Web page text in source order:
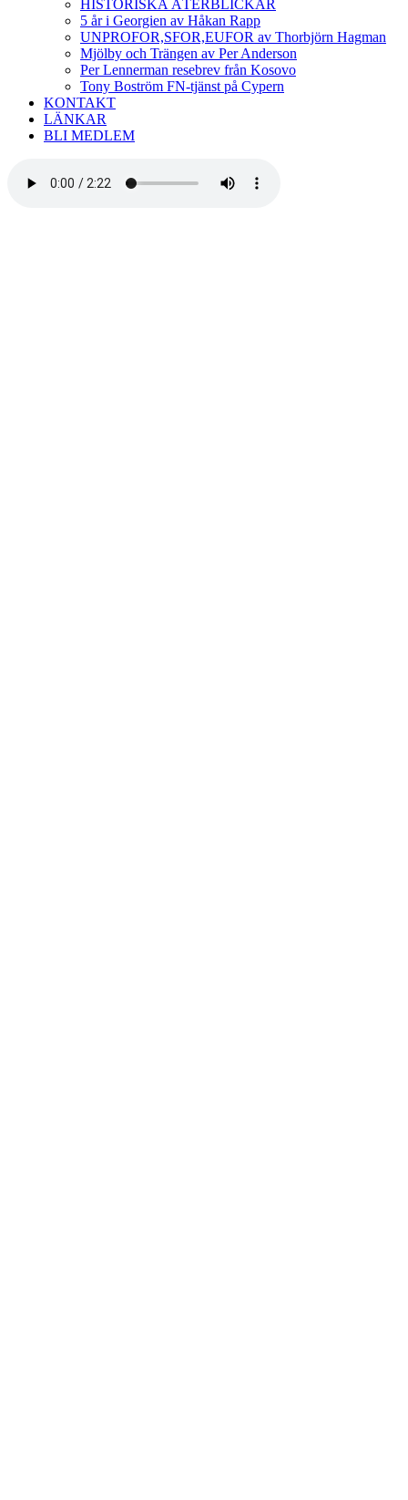
HISTORISKA ÅTERBLICKAR
5 år i Georgien av Håkan Rapp
UNPROFOR,SFOR,EUFOR av Thorbjörn Hagman
Mjölby och Trängen av Per Anderson
Per Lennerman resebrev från Kosovo
Tony Boström FN-tjänst på Cypern
KONTAKT
LÄNKAR
BLI MEDLEM